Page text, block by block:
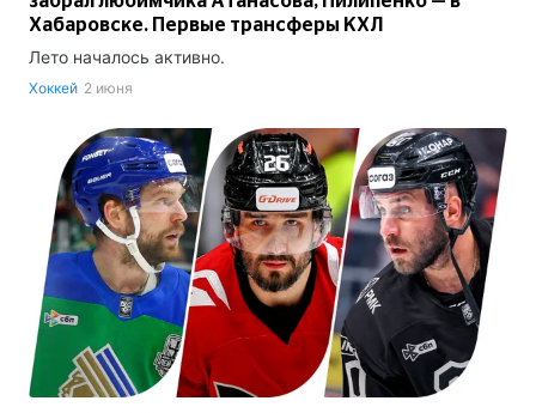
Хабаровске. Первые трансферы КХЛ
Лето началось активно.
Хоккей 2 июня